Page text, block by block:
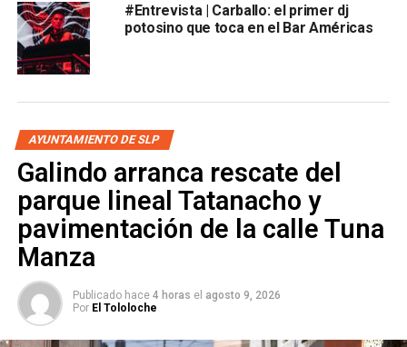
#Entrevista | Carballo: el primer dj
potosino que toca en el Bar Américas
AYUNTAMIENTO DE SLP
Galindo arranca rescate del
parque lineal Tatanacho y
pavimentación de la calle Tuna
Manza
Publicado hace 4 horas el agosto 9, 2026
Por El Tololoche